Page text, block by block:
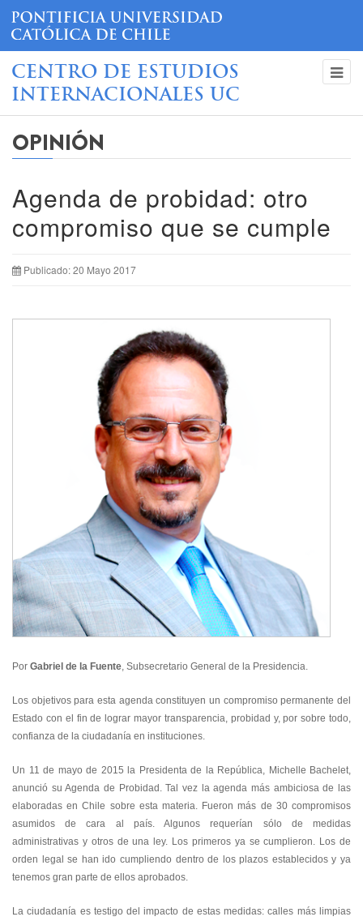
CENTRO DE ESTUDIOS
INTERNACIONALES UC
OPINIÓN
Agenda de probidad: otro
compromiso que se cumple
Publicado: 20 Mayo 2017
Por Gabriel de la Fuente , Subsecretario General de la Presidencia.
Los objetivos para esta agenda constituyen un compromiso permanente del
Estado con el fin de lograr mayor transparencia, probidad y, por sobre todo,
confianza de la ciudadanía en instituciones.
Un 11 de mayo de 2015 la Presidenta de la República, Michelle Bachelet,
anunció su Agenda de Probidad. Tal vez la agenda más ambiciosa de las
elaboradas en Chile sobre esta materia. Fueron más de 30 compromisos
asumidos de cara al país. Algunos requerían sólo de medidas
administrativas y otros de una ley. Los primeros ya se cumplieron. Los de
orden legal se han ido cumpliendo dentro de los plazos establecidos y ya
tenemos gran parte de ellos aprobados.
La ciudadanía es testigo del impacto de estas medidas: calles más limpias